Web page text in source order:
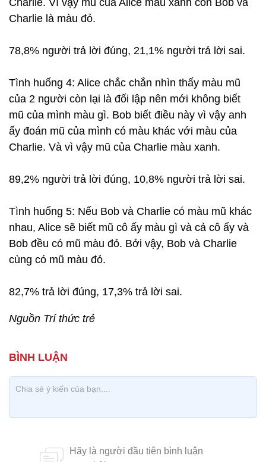
Charlie. Vì vậy mũ của Alice màu xanh còn Bob và
Charlie là màu đỏ.
78,8% người trả lời đúng, 21,1% người trả lời sai.
Tình huống 4: Alice chắc chắn nhìn thấy màu mũ
của 2 người còn lại là đối lập nên mới không biết
mũ của mình màu gì. Bob biết điều này vì vậy anh
ấy đoán mũ của mình có màu khác với màu của
Charlie. Và vì vậy mũ của Charlie màu xanh.
89,2% người trả lời đúng, 10,8% người trả lời sai.
Tình huống 5: Nếu Bob và Charlie có màu mũ khác
nhau, Alice sẽ biết mũ cô ấy màu gì và cả cô ấy và
Bob đều có mũ màu đỏ. Bởi vậy, Bob và Charlie
cùng có mũ màu đỏ.
82,7% trả lời đúng, 17,3% trả lời sai.
Nguồn Trí thức trẻ